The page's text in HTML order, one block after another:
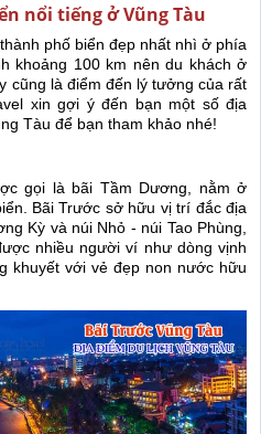
nổi tiếng ở Vũng Tàu
phố biển đẹp nhất nhì ở phía
khoảng 100 km nên du khách ở
cũng là điểm đến lý tưởng của rất
xin gợi ý đến bạn một số địa
Tàu để bạn tham khảo nhé!
gọi là bãi Tầm Dương, nằm ở
Bãi Trước sở hữu vị trí đắc địa
Kỳ và núi Nhỏ - núi Tao Phùng,
nhiều người ví như dòng vịnh
khuyết với vẻ đẹp non nước hữu